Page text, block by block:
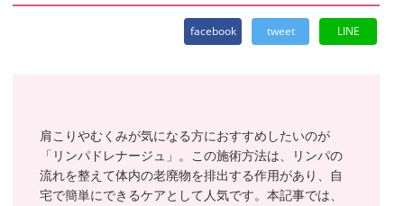
facebook tweet LINE
肩こりやむくみが気になる方におすすめしたいのが
「リンパドレナージュ」。この施術方法は、リンパの
流れを整えて体内の老廃物を排出する作用があり、自
宅で簡単にできるケアとして人気です。本記事では、